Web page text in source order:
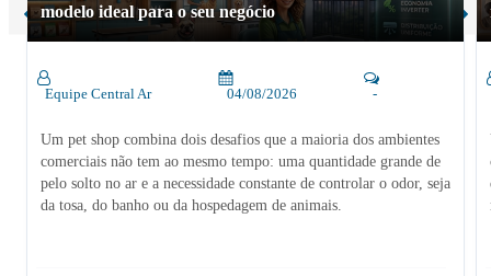
modelo ideal para o seu negócio
Equipe Central Ar 04/08/2026 -
Um pet shop combina dois desafios que a maioria dos ambientes
comerciais não tem ao mesmo tempo: uma quantidade grande de
pelo solto no ar e a necessidade constante de controlar o odor, seja
da tosa, do banho ou da hospedagem de animais.